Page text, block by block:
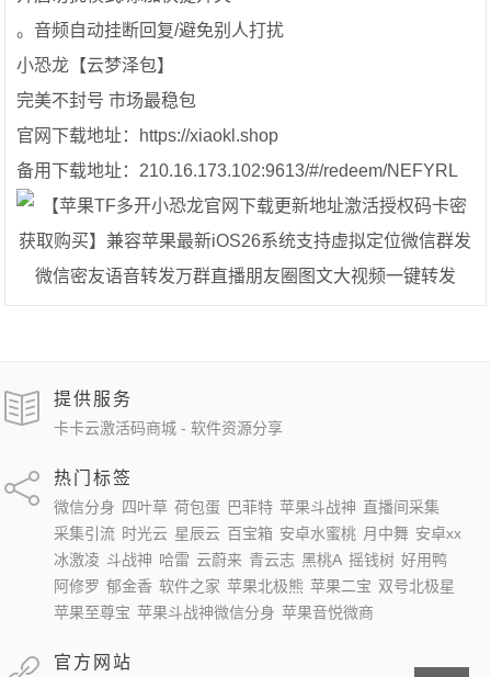
。音频自动挂断回复/避免别人打扰
小恐龙【云梦泽包】
完美不封号 市场最稳包
官网下载地址：https://xiaokl.shop
备用下载地址：210.16.173.102:9613/#/redeem/NEFYRL
提供服务
卡卡云激活码商城 - 软件资源分享
热门标签
微信分身 四叶草 荷包蛋 巴菲特 苹果斗战神 直播间采集
采集引流 时光云 星辰云 百宝箱 安卓水蜜桃 月中舞 安卓xx
冰激凌 斗战神 哈雷 云蔚来 青云志 黑桃A 摇钱树 好用鸭
阿修罗 郁金香 软件之家 苹果北极熊 苹果二宝 双号北极星
苹果至尊宝 苹果斗战神微信分身 苹果音悦微商
官方网站